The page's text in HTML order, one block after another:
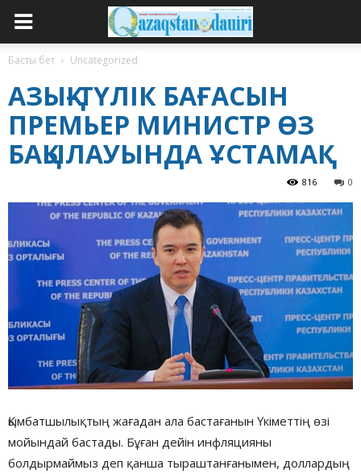
Басты бет Uncategorized
АЗЫҚ–ТҮЛІК БАҒАСЫН
ПРЕМЬЕР МИНИСТР ӨЗ
БАҚЫЛАУЫНДА ҰСТАМАҚ
0
816
Қымбатшылықтың жағадан ала бастағанын Үкіметтің өзі
мойындай бастады. Бұған дейін инфляцияны
болдырмаймыз деп қанша тыраштанғанымен, доллардың